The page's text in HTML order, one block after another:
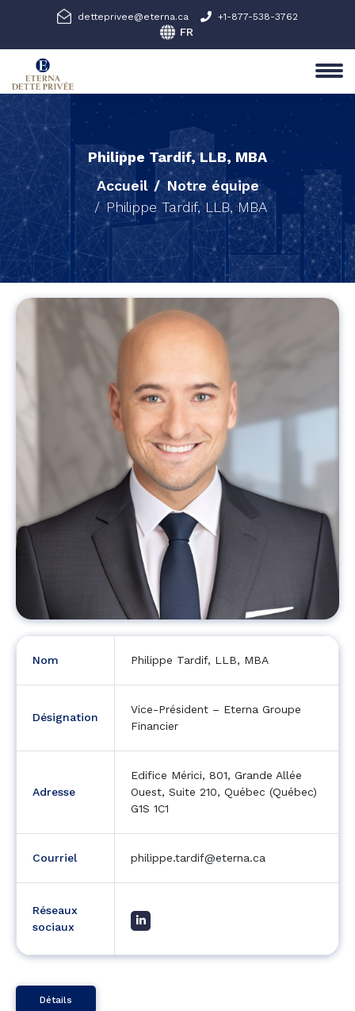
detteprivee@eterna.ca +1-877-538-3762
Philippe Tardif, LLB, MBA
Accueil
Notre équipe
Philippe Tardif, LLB, MBA
Nom Philippe Tardif, LLB, MBA
Désignation
Vice-Président – Eterna Groupe
Financier
Adresse
Edifice Mérici, 801, Grande Allée
Ouest, Suite 210, Québec (Québec)
G1S 1C1
Courriel philippe.tardif@eterna.ca
Réseaux
sociaux
Détails